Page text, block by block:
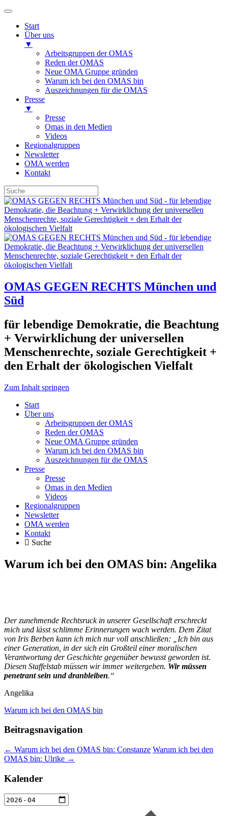
Start
Über uns
▼
Arbeitsgruppen der OMAS
Reden der OMAS
Neue OMA Gruppe gründen
Warum ich bei den OMAS bin
Auszeichnungen für die OMAS
Presse
▼
Presse
Omas in den Medien
Videos
Regionalgruppen
Newsletter
OMA werden
Kontakt
OMAS GEGEN RECHTS München und
Süd
für lebendige Demokratie, die Beachtung
+ Verwirklichung der universellen
Menschenrechte, soziale Gerechtigkeit +
den Erhalt der ökologischen Vielfalt
Zum Inhalt springen
Start
Über uns
Arbeitsgruppen der OMAS
Reden der OMAS
Neue OMA Gruppe gründen
Warum ich bei den OMAS bin
Auszeichnungen für die OMAS
Presse
Presse
Omas in den Medien
Videos
Regionalgruppen
Newsletter
OMA werden
Kontakt
Suche
Warum ich bei den OMAS bin: Angelika
Der zunehmende Rechtsruck in unserer Gesellschaft erschreckt
mich und lässt schlimme Erinnerungen wach werden. Dem Zitat
von Iris Berben kann ich mich nur voll anschließen: „Ich bin aus
einer Generation, in der sich ein Großteil einer moralischen
Verantwortung der Geschichte gegenüber bewusst geworden ist.
Diesen Staffelstab müssen wir immer weitergeben. Wir müssen
penetrant sein und dranbleiben.“
Angelika
Warum ich bei den OMAS bin
Beitragsnavigation
← Warum ich bei den OMAS bin: Constanze Warum ich bei den
OMAS bin: Ulrike →
Kalender